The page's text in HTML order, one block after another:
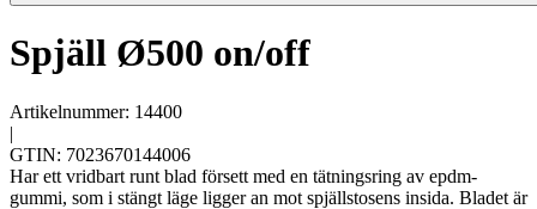
Spjäll Ø500 on/off
Artikelnummer: 14400
|
GTIN: 7023670144006
Har ett vridbart runt blad försett med en tätningsring av epdm-
gummi, som i stängt läge ligger an mot spjällstosens insida. Bladet är